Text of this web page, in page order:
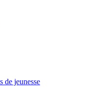
de jeunesse